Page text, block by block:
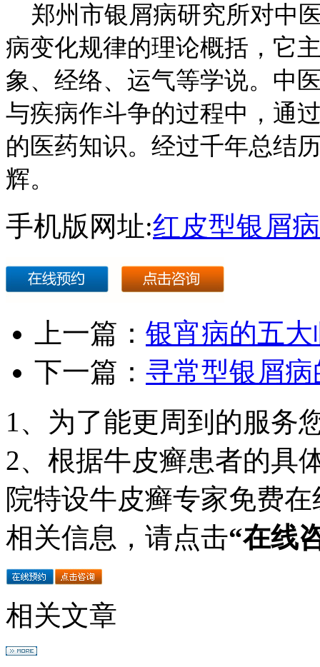
郑州市银屑病研究所对中
病变化规律的理论概括，它
象、经络、运气等学说。中
与疾病作斗争的过程中，通
的医药知识。经过千年总结
辉。
手机版网址:红皮型银屑
上一篇： 银宵病的五
下一篇： 寻常型银屑
1、为了能更周到的服务
2、根据牛皮癣患者的具
院特设牛皮癣专家免费
相关信息，请点击“在线
相关文章